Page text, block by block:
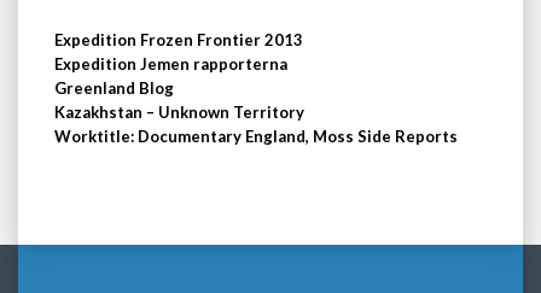
Expedition Frozen Frontier 2013
Expedition Jemen rapporterna
Greenland Blog
Kazakhstan – Unknown Territory
Worktitle: Documentary England, Moss Side Reports